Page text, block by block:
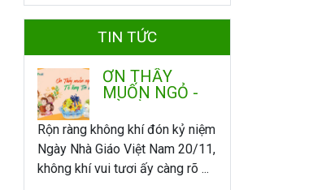
TIN TỨC
ƠN THẦY
MUỐN NGỎ -
ÂN
Rộn ràng không khí đón kỷ niệm
Ngày Nhà Giáo Việt Nam 20/11,
không khí vui tươi ấy càng rõ ...